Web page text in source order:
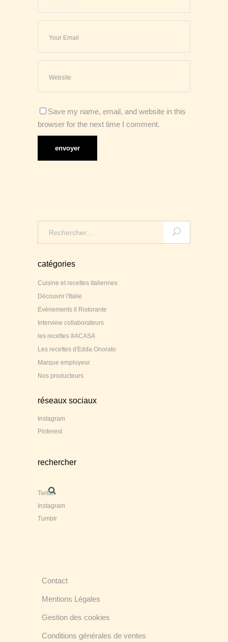
Save my name, email, and website in this
browser for the next time I comment.
catégories
Cuisine et recettes italiennes
Découvrir l'Italie
Evènements Il Ristorante
Interview collaborateurs
les recettes #ACASA
Les recettes d'Edda Onorato
Marque employeur
Nos producteurs
réseaux sociaux
Instagram
Pinterest
rechercher
Twitter
Instagram
Tumblr
Contact
Mentions Légales
Gestion des cookies
Conditions générales de ventes